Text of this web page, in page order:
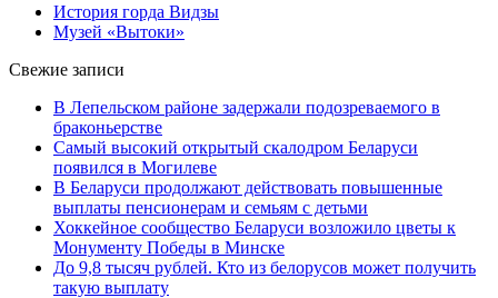
История горда Видзы
Музей «Вытоки»
Свежие записи
В Лепельском районе задержали подозреваемого в
браконьерстве
Самый высокий открытый скалодром Беларуси
появился в Могилеве
В Беларуси продолжают действовать повышенные
выплаты пенсионерам и семьям с детьми
Хоккейное сообщество Беларуси возложило цветы к
Монументу Победы в Минске
До 9,8 тысяч рублей. Кто из белорусов может получить
такую выплату